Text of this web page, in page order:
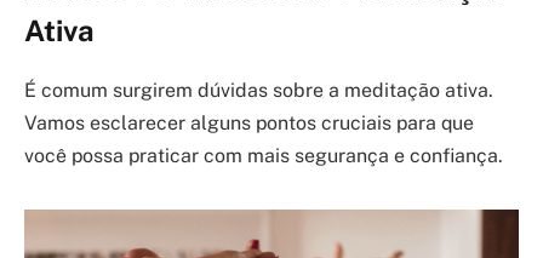
Ativa
É comum surgirem dúvidas sobre a meditação ativa.
Vamos esclarecer alguns pontos cruciais para que
você possa praticar com mais segurança e confiança.